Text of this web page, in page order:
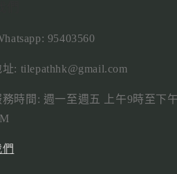
95403560
: tilepathhk@gmail.com
務時間: 週一至週五 上午9時至下